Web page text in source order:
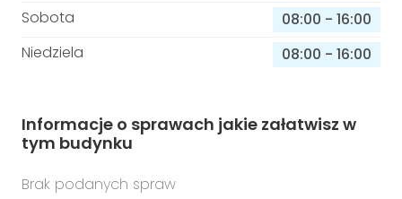
Sobota
08:00 - 16:00
Niedziela
08:00 - 16:00
Informacje o sprawach jakie załatwisz w
tym budynku
Brak podanych spraw